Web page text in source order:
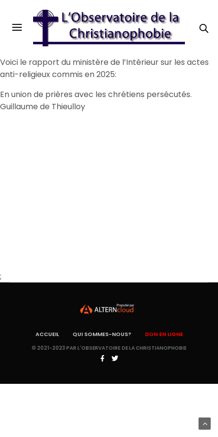
Voici le rapport du ministère de l’Intérieur sur les actes
anti-religieux commis en 2025:
En union de prières avec les chrétiens persécutés.
Guillaume de Thieulloy
;
ACCUEIL QUI SOMMES-NOUS? DON EN LIGNE
© 2021-2023 PAR L'OBSERVATOIRE DE LA CHRISTIANOPHOBIE